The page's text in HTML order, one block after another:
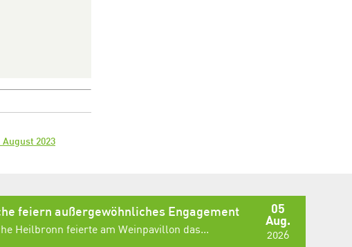
August 2023
05
Aug.
2026
feiern außergewöhnliches Engagement
Heilbronn feierte am Weinpavillon das...